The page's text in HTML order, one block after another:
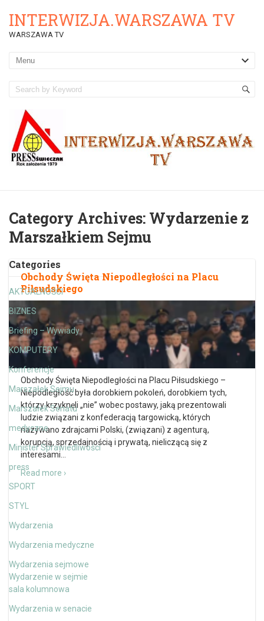
INTERWIZJA.WARSZAWA TV
WARSZAWA TV
Category Archives: Wydarzenie z
Marszałkiem Sejmu
Categories
AKTUALNOŚCI
BIZNES
Briefing – Wywiady
KOMPUTERY
Konferencje
Marszałek Sejmu
Marszałek Senatu
medyczne
Minister Sprawiedliwości
press
SPORT
STYL
Wydarzenia
Wydarzenia medyczne
Wydarzenia sejmowe
Wydarzenie w sejmie
sala kolumnowa
Wydarzenia w senacie
Obchody Święta Niepodległości na Placu
Piłsudskiego
Obchody Święta Niepodległości na Placu Piłsudskiego –
Niepodległość była dorobkiem pokoleń, dorobkiem tych,
którzy krzyknęli „nie” wobec postawy, jaką prezentowali
ludzie związani z konfederacją targowicką, których
nazywano zdrajcami Polski, (związani) z agenturą,
korupcją, sprzedajnością i prywatą, nieliczącą się z
interesami
Read more ›